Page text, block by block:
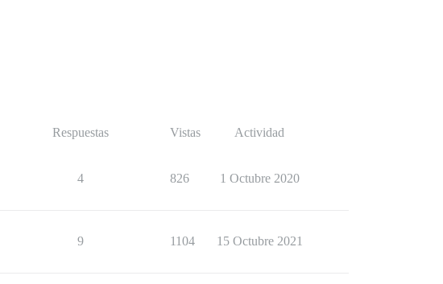
Respuestas Vistas Actividad
4 826 1 Octubre 2020
9 1104 15 Octubre 2021